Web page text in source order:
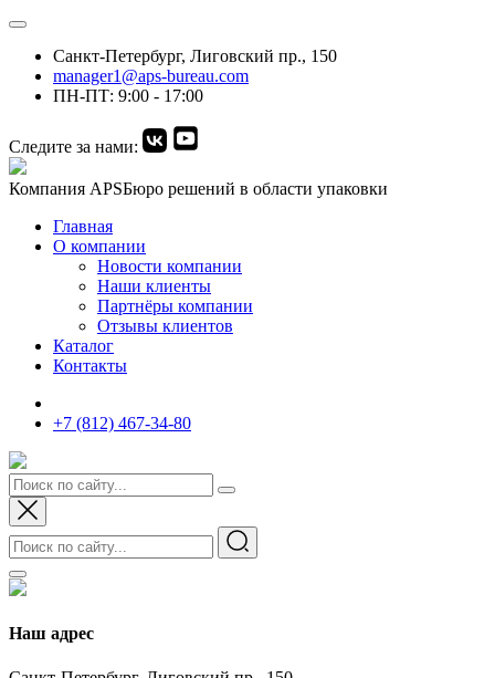
Санкт-Петербург, Лиговский пр., 150
manager1@aps-bureau.com
ПН-ПТ: 9:00 - 17:00
Следите за нами:
Компания APSБюро решений в области упаковки
Главная
О компании
Новости компании
Наши клиенты
Партнёры компании
Отзывы клиентов
Каталог
Контакты
+7 (812) 467-34-80
Наш адрес